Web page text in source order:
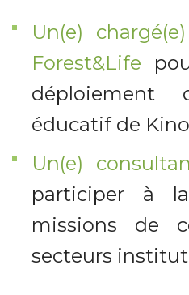
Un(e)
Forest&Life
déploiement
éducatif de
Un(e)
participer à
missions de
secteurs